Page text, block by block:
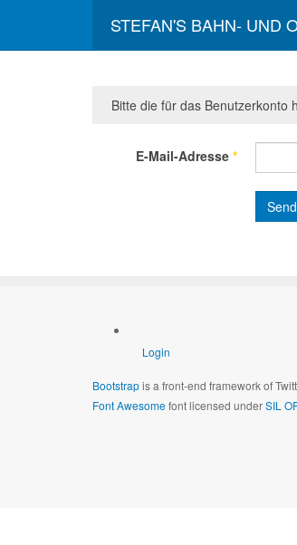
STEFAN'S BAHN- UND
Bitte die für das Benutzerkonto
E-Mail-Adresse *
Login
Bootstrapis a front-end framework of
Font Awesomefont licensed underSIL